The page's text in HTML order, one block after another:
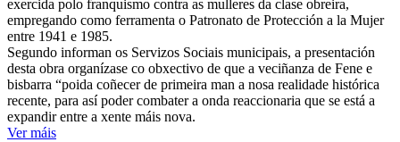
exercida polo franquismo contra as mulleres da clase obreira,
empregando como ferramenta o Patronato de Protección a la Mujer
entre 1941 e 1985.
Segundo informan os Servizos Sociais municipais, a presentación
desta obra organízase co obxectivo de que a veciñanza de Fene e
bisbarra “poida coñecer de primeira man a nosa realidade histórica
recente, para así poder combater a onda reaccionaria que se está a
expandir entre a xente máis nova.
Ver máis